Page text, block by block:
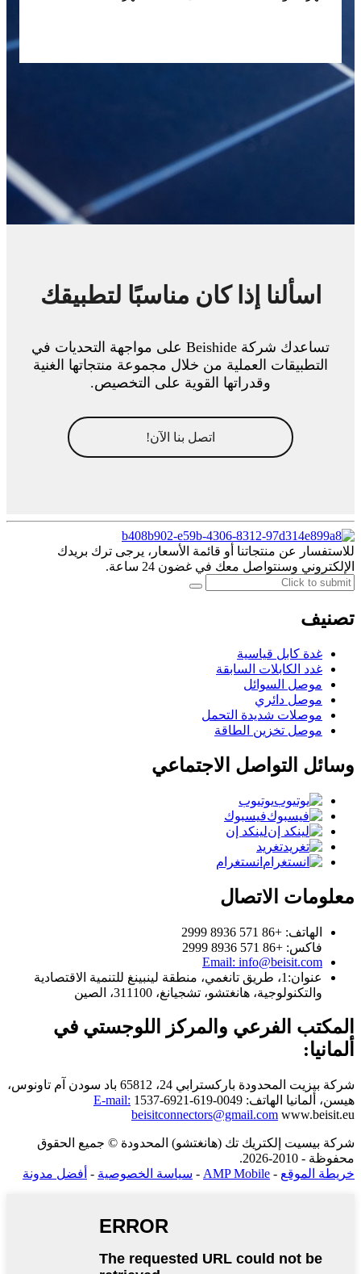
اسألنا إذا كان مناسبًا لتطبيقك
تساعدك شركة Beishide على مواجهة التحديات في
التطبيقات العملية من خلال مجموعة منتجاتها الغنية
وقدراتها القوية على التخصيص.
اتصل بنا الآن!
للاستفسار عن منتجاتنا أو قائمة الأسعار، يرجى ترك بريدك
الإلكتروني وسنتواصل معك في غضون 24 ساعة.
تصنيف
غدة كابل قياسية
غدد الكابلات السابقة
موصل السوائل
موصل دائري
موصلات شديدة التحمل
موصل تخزين الطاقة
وسائل التواصل الاجتماعي
يوتيوب
فيسبوك
لينكد إن
تغريد
انستغرام
معلومات الاتصال
الهاتف: +86 571 8936 2999
فاكس: +86 571 8936 2999
Email: info@beisit.com
عنوان: 1، طريق تانغمي، منطقة لينبينغ للتنمية الاقتصادية
والتكنولوجية، هانغتشو، تشجيانغ، 311100، الصين
المكتب الفرعي والمركز اللوجستي في
ألمانيا:
شركة بيزيت المحدودة
باركسترابي 24، 65812 باد سودن آم تاونوس،
هيسن، ألمانيا الهاتف: 0049-619-6921-1537
E-mail:
beisitconnectors@gmail.com www.beisit.eu
شركة بيسيت إلكتريك تك (هانغتشو) المحدودة © جميع الحقوق
محفوظة - 2010-2026.
خريطة الموقع -
AMP Mobile
- سياسة الخصوصية - أفضل مدونة